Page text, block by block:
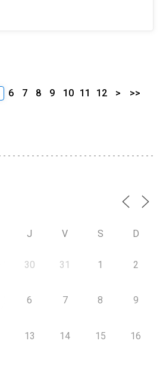
6 7 8 9 10 11 12 > >>
J V S D
30 31 1 2
6 7 8 9
13 14 15 16